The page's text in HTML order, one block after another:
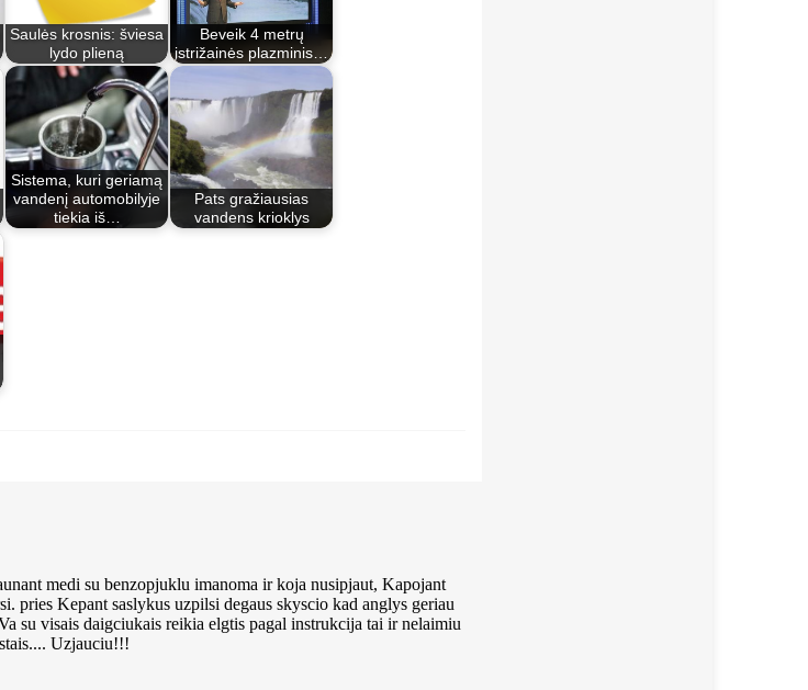
Saulės krosnis: šviesa
lydo plieną
Beveik 4 metrų
įstrižainės plazminis…
Sistema, kuri geriamą
vandenį automobilyje
tiekia iš…
Pats gražiausias
vandens krioklys